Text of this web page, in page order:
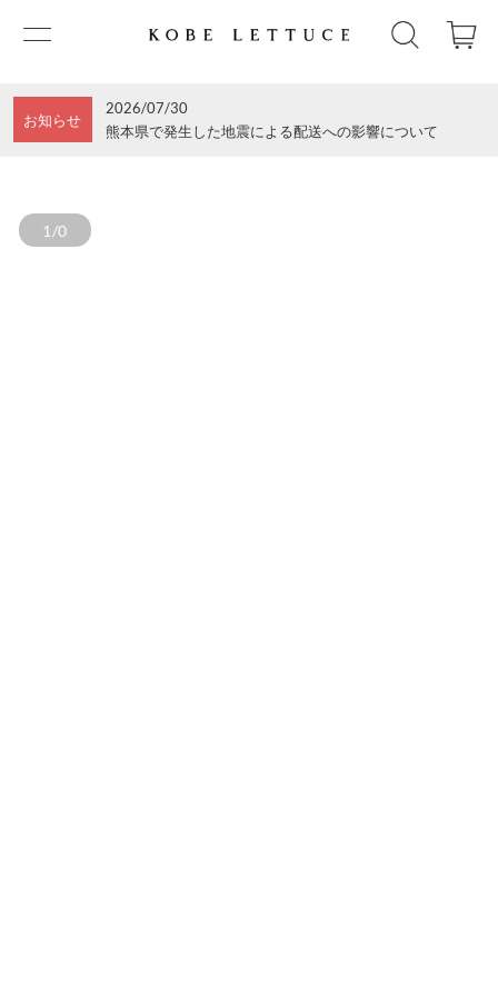
お知らせ
2026/07/30
熊本県で発生した地震による配送への影響について
1/0